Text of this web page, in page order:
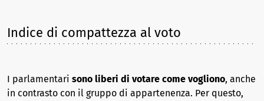
Indice di compattezza al voto
I parlamentari sono liberi di votare come vogliono, anche
in contrasto con il gruppo di appartenenza. Per questo,